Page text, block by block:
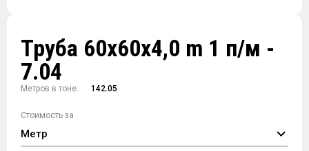
Труба 60х60х4,0 m 1 п/м -
7.04
Метров в тоне: 142.05
Стоимость за
Метр